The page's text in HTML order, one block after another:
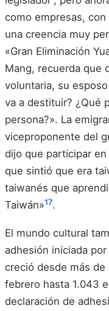
como empresas, con
una creencia muy
«Gran Eliminación
Mang, recuerda que
voluntaria, su
va a destituir? ¿Qué
persona?». La
viceproponente del
dijo que participar
que sintió que era
taiwanés que
Taiwán»17.
El mundo cultural
adhesión iniciada
creció desde más
febrero hasta 1.043
declaración de